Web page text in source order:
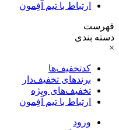
ارتباط با تیم آفِمون
فهرست
دسته بندی
×
کدتخفیف‌ها
برندهای تخفیف‌دار
تخفیف‌های ویژه
ارتباط با تیم آفِمون
ورود